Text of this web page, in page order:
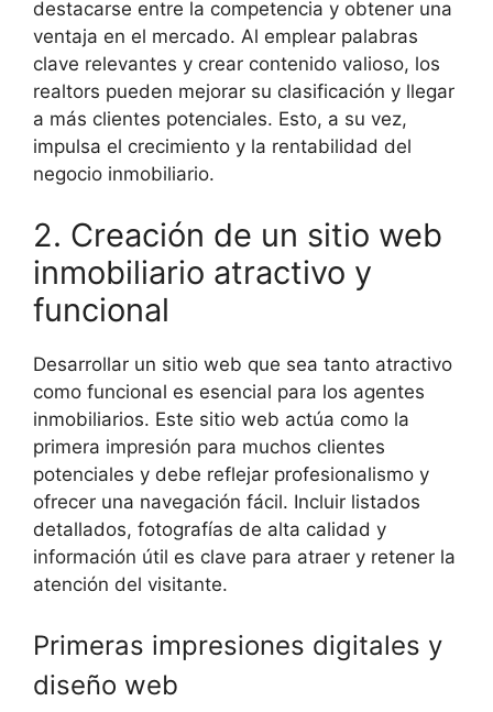
destacarse entre la competencia y obtener una
ventaja en el mercado. Al emplear palabras
clave relevantes y crear contenido valioso, los
realtors pueden mejorar su clasificación y llegar
a más clientes potenciales. Esto, a su vez,
impulsa el crecimiento y la rentabilidad del
negocio inmobiliario.
2. Creación de un sitio web
inmobiliario atractivo y
funcional
Desarrollar un sitio web que sea tanto atractivo
como funcional es esencial para los agentes
inmobiliarios. Este sitio web actúa como la
primera impresión para muchos clientes
potenciales y debe reflejar profesionalismo y
ofrecer una navegación fácil. Incluir listados
detallados, fotografías de alta calidad y
información útil es clave para atraer y retener la
atención del visitante.
Primeras impresiones digitales y
diseño web